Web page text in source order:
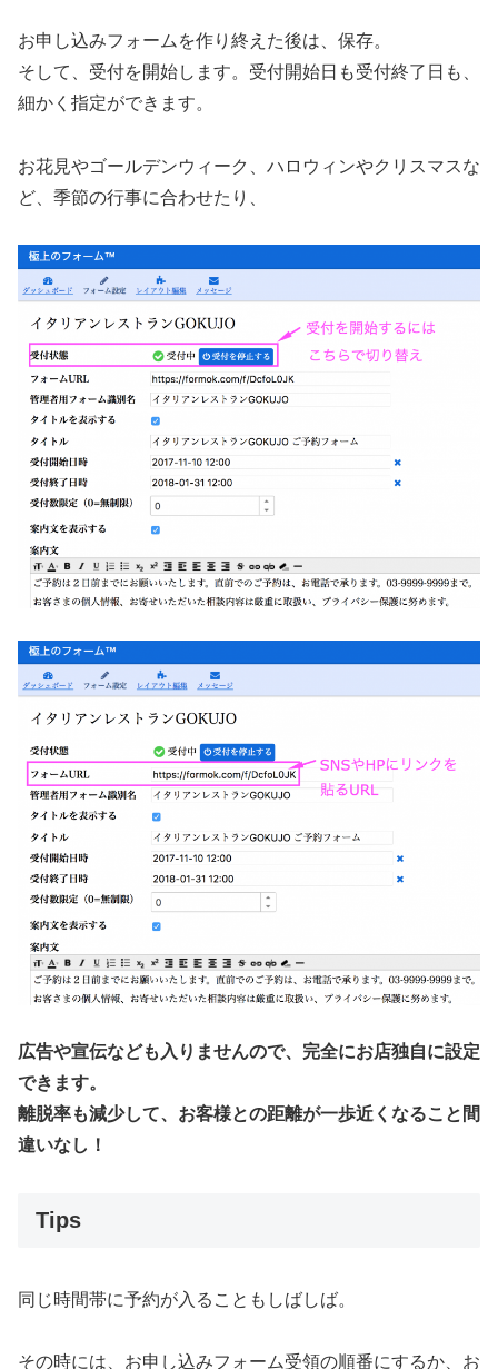
お申し込みフォームを作り終えた後は、保存。
そして、受付を開始します。受付開始日も受付終了日も、
細かく指定ができます。
お花見やゴールデンウィーク、ハロウィンやクリスマスな
ど、季節の行事に合わせたり、
広告や宣伝なども入りませんので、完全にお店独自に設定
できます。
離脱率も減少して、お客様との距離が一歩近くなること間
違いなし！
Tips
同じ時間帯に予約が入ることもしばしば。
その時には、お申し込みフォーム受領の順番にするか、お